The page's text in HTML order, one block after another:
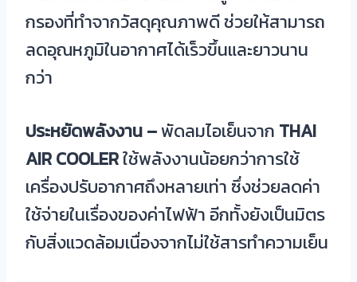
กรองที่ทำจากวัสดุคุณภาพดี ช่วยให้สามารถ
ลดอุณหภูมิในอากาศได้เร็วขึ้นและยาวนาน
กว่า
ประหยัดพลังงาน–พัดลมไอเย็นจาก THAI
AIR COOLERใช้พลังงานน้อยกว่าการใช้
เครื่องปรับอากาศถึงหลายเท่า ซึ่งช่วยลดค่า
ใช้จ่ายในเรื่องของค่าไฟฟ้า อีกทั้งยังเป็นมิตร
กับสิ่งแวดล้อมเนื่องจากไม่ใช้สารทำความเย็น